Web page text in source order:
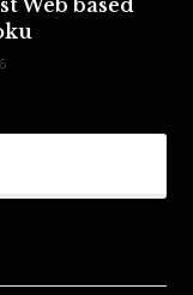
Web based